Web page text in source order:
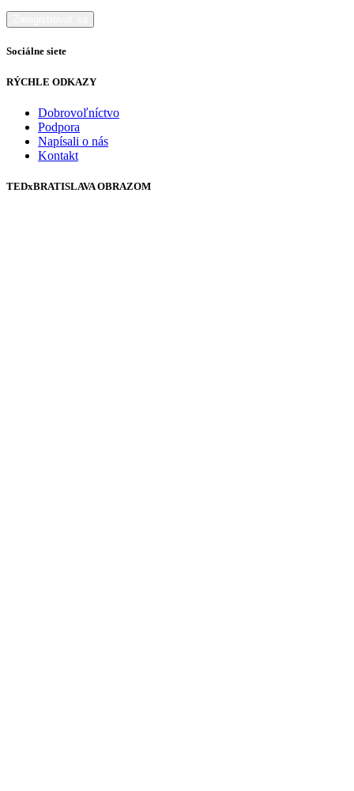
Sociálne siete
RÝCHLE ODKAZY
Dobrovoľníctvo
Podpora
Napísali o nás
Kontakt
TEDxBRATISLAVA OBRAZOM